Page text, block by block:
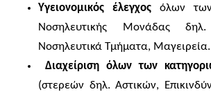
Υγειονομικός έλεγχος όλων
Νοσηλευτικής Μονάδας δηλ.
Νοσηλευτικά Τμήματα,
Διαχείριση όλων των
(στερεών δηλ. Αστικών,